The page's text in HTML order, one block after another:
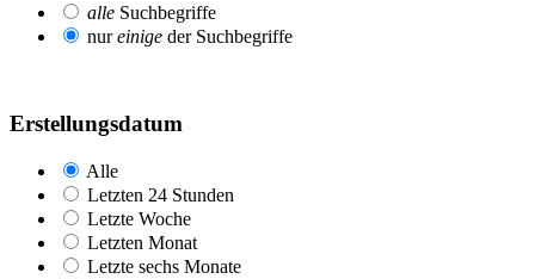
alle Suchbegriffe
nureinige der Suchbegriffe
Erstellungsdatum
Alle
Letzten 24 Stunden
Letzte Woche
Letzten Monat
Letzte sechs Monate